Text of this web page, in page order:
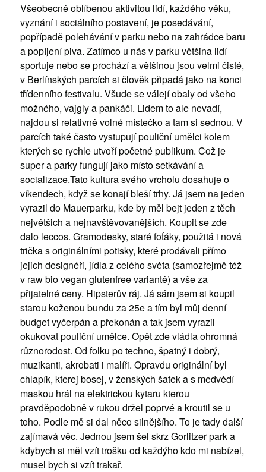
Všeobecně oblíbenou aktivitou lidí, každého věku,
vyznání i sociálního postavení, je posedávání,
popřípadě polehávání v parku nebo na zahrádce baru
a popíjení piva. Zatímco u nás v parku většina lidí
sportuje nebo se prochází a většinou jsou velmi čisté,
v Berlínských parcích si člověk připadá jako na konci
třídenního festivalu. Všude se válejí obaly od všeho
možného, vajgly a pankáči. Lidem to ale nevadí,
najdou si relativně volné místečko a tam si sednou. V
parcích také často vystupují pouliční umělci kolem
kterých se rychle utvoří početné publikum. Což je
super a parky fungují jako místo setkávání a
socializace.Tato kultura svého vrcholu dosahuje o
víkendech, když se konají bleší trhy. Já jsem na jeden
vyrazil do Mauerparku, kde by měl bejt jeden z těch
největšich a nejnavštěvovanějších. Koupit se zde
dalo leccos. Gramodesky, staré foťáky, použitá i nová
trička s originálními potisky, které prodávali přímo
jejich designéři, jídla z celého světa (samozřejmě též
v raw bio vegan glutenfree variantě) a vše za
přijatelné ceny. Hipsterův ráj. Já sám jsem si koupil
starou koženou bundu za 25e a tím byl můj denní
budget vyčerpán a překonán a tak jsem vyrazil
okukovat pouliční umělce. Opět zde vládla ohromná
různorodost. Od folku po techno, špatný i dobrý,
muzikanti, akrobati i malíři. Opravdu originální byl
chlapík, kterej bosej, v ženských šatek a s medvědí
maskou hrál na elektrickou kytaru kterou
pravděpodobně v rukou držel poprvé a kroutil se u
toho. Podle mě si dal něco silnějšího. To je tady další
zajímavá věc. Jednou jsem šel skrz Gorlitzer park a
kdybych si měl vzít trošku od každýho kdo mi nabízel,
musel bych si vzít trakař.